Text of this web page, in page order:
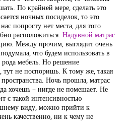
По крайней мере, сделать это
ночных посиделок, то это
попросту нет места, для того
расположиться. Надувной матрас
Между прочим, выглядит очень
что будем использовать в
рода мебель. Но решение
тут не поспоришь. К тому же, такая
Ночь прошла, матрас
хочешь – нигде не помешает. Не
с такой интенсивностью
виду, можно прийти к
качественно, ни к чему не